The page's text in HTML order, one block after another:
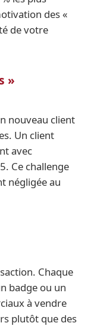
des «
de votre
»
nouveau client
Un client
avec
Ce challenge
négligée au
Chaque
badge ou un
à vendre
plutôt que des